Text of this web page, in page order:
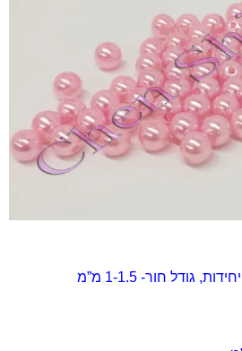
גודל חור- 1-1.5 מ”מ